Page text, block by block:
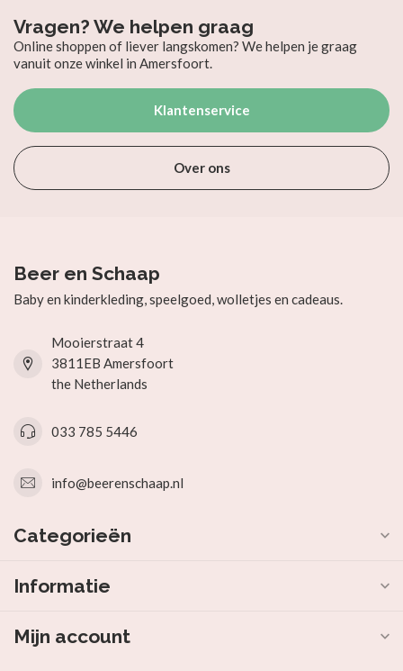
Vragen? We helpen graag
Online shoppen of liever langskomen? We helpen je graag
vanuit onze winkel in Amersfoort.
Klantenservice
Over ons
Beer en Schaap
Baby en kinderkleding, speelgoed, wolletjes en cadeaus.
Mooierstraat 4
3811EB Amersfoort
the Netherlands
033 785 5446
info@beerenschaap.nl
Categorieën
Informatie
Mijn account